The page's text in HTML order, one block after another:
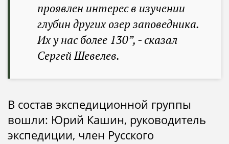
проявлен интерес в изучении
глубин других озер заповедника.
Их у нас более 130”, - сказал
Сергей Шевелев.
В состав экспедиционной группы
вошли: Юрий Кашин, руководитель
экспедиции, член Русского